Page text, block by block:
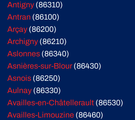
Antigny (86310)
Antran (86100)
Arçay (86200)
Archigny (86210)
Aslonnes (86340)
Asnières-sur-Blour(86430)
Asnois (86250)
Aulnay (86330)
Availles-en-Châtellerault (86530)
Availles-Limouzine (86460)